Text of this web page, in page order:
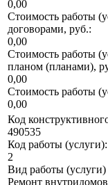
0,00
Стоимость работы
договорами, руб.:
0,00
Стоимость работы
планом (планами),
0,00
Стоимость работы
0,00
Код
490535
Код работы (услуги):
2
Вид работы
Ремонт